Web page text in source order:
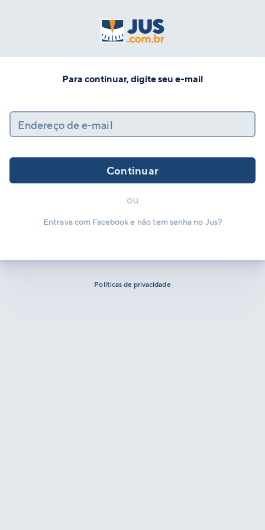
Para continuar, digite seu e-mail
Endereço de e-mail
Continuar
ou
Entrava com Facebook e não tem senha no Jus?
Políticas de privacidade